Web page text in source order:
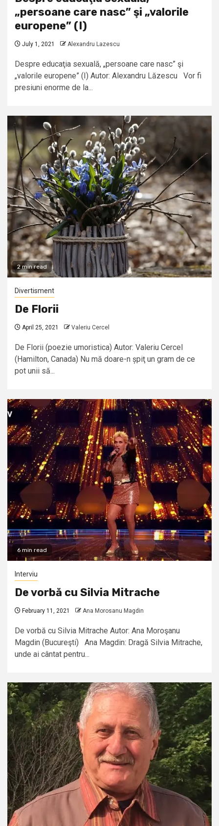
„persoane care nasc” şi „valorile
europene” (I)
July 1, 2021 Alexandru Lazescu
Despre educaţia sexuală, „persoane care nasc” şi
„valorile europene” (I) Autor: Alexandru Lăzescu Vor fi
presiuni enorme de la...
2 min read
Divertisment
De Florii
April 25, 2021 Valeriu Cercel
De Florii (poezie umoristica) Autor: Valeriu Cercel
(Hamilton, Canada) Nu mă doare-n șpiţ un gram de ce
pot unii să...
6 min read
Interviu
De vorbă cu Silvia Mitrache
February 11, 2021 Ana Morosanu Magdin
De vorbă cu Silvia Mitrache Autor: Ana Moroşanu
Magdin (Bucureşti) Ana Magdin: Dragă Silvia Mitrache,
unde ai cântat pentru...